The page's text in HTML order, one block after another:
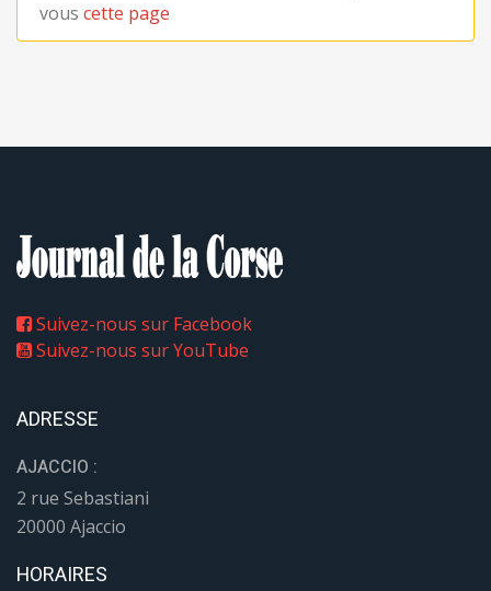
vous cette page
Suivez-nous sur Facebook
Suivez-nous sur YouTube
ADRESSE
AJACCIO :
2 rue Sebastiani
20000 Ajaccio
HORAIRES